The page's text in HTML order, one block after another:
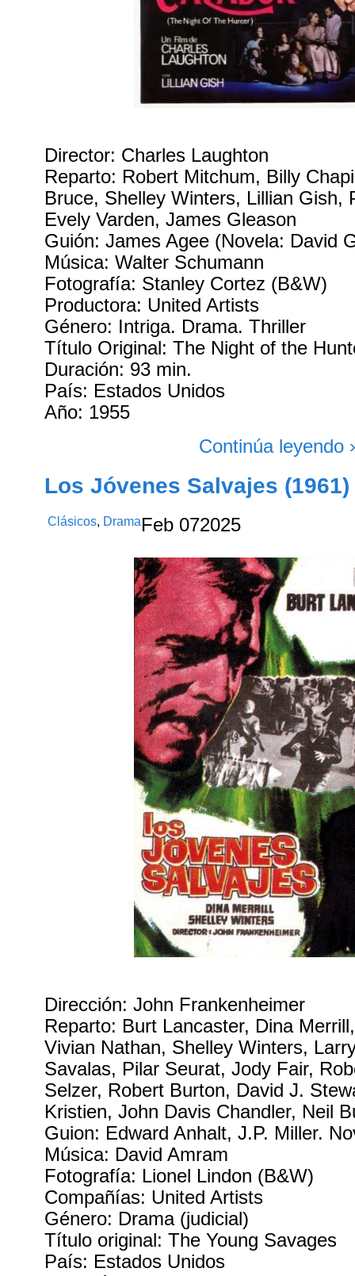
Director: Charles Laughton
Reparto: Robert Mitchum, Billy
Bruce, Shelley Winters, Lillian Gish,
Evely Varden, James Gleason
Guión: James Agee (Novela: David
Música: Walter Schumann
Fotografía: Stanley Cortez (B&W)
Productora: United Artists
Género: Intriga. Drama. Thriller
Título Original: The Night of the
Duración: 93 min.
País: Estados Unidos
Año: 1955
Continúa leyendo
Los Jóvenes Salvajes (1961)
Clásicos, DramaFeb 072025
Dirección: John Frankenheimer
Reparto: Burt Lancaster, Dina
Vivian Nathan, Shelley Winters,
Savalas, Pilar Seurat, Jody Fair,
Selzer, Robert Burton, David J.
Kristien, John Davis Chandler, Neil
Guion: Edward Anhalt, J.P. Miller.
Música: David Amram
Fotografía: Lionel Lindon (B&W)
Compañías: United Artists
Género: Drama (judicial)
Título original: The Young Savages
País: Estados Unidos